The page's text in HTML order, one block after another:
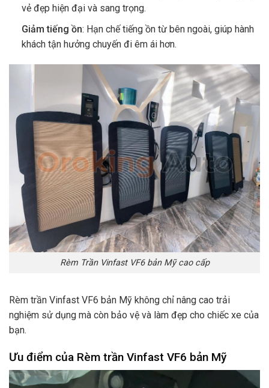
vẻ đẹp hiện đại và sang trọng.
Giảm tiếng ồn: Hạn chế tiếng ồn từ bên ngoài, giúp hành
khách tận hưởng chuyến đi êm ái hơn.
Rèm Trần Vinfast VF6 bản Mỹ cao cấp
Rèm trần Vinfast VF6 bản Mỹ không chỉ nâng cao trải
nghiệm sử dụng mà còn bảo vệ và làm đẹp cho chiếc xe của
bạn.
Ưu điểm của Rèm trần Vinfast VF6 bản Mỹ